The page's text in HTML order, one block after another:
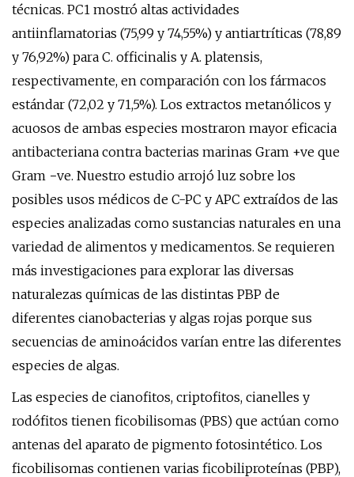
técnicas. PC1 mostró altas actividades
antiinflamatorias (75,99 y 74,55%) y antiartríticas (78,89
y 76,92%) para C. officinalis y A. platensis,
respectivamente, en comparación con los fármacos
estándar (72,02 y 71,5%). Los extractos metanólicos y
acuosos de ambas especies mostraron mayor eficacia
antibacteriana contra bacterias marinas Gram +ve que
Gram −ve. Nuestro estudio arrojó luz sobre los
posibles usos médicos de C-PC y APC extraídos de las
especies analizadas como sustancias naturales en una
variedad de alimentos y medicamentos. Se requieren
más investigaciones para explorar las diversas
naturalezas químicas de las distintas PBP de
diferentes cianobacterias y algas rojas porque sus
secuencias de aminoácidos varían entre las diferentes
especies de algas.
Las especies de cianofitos, criptofitos, cianelles y
rodófitos tienen ficobilisomas (PBS) que actúan como
antenas del aparato de pigmento fotosintético. Los
ficobilisomas contienen varias ficobiliproteínas (PBP),